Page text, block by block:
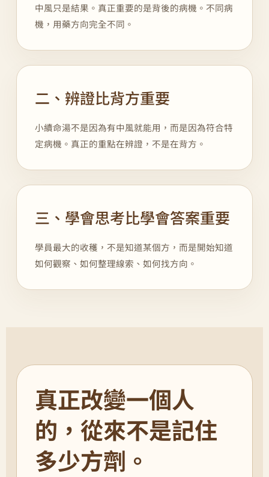
中風只是結果。真正重要的是背後的病機。不同病
機，用藥方向完全不同。
二、辨證比背方重要
小續命湯不是因為有中風就能用，而是因為符合特
定病機。真正的重點在辨證，不是在背方。
三、學會思考比學會答案重要
學員最大的收穫，不是知道某個方，而是開始知道
如何觀察、如何整理線索、如何找方向。
真正改變一個人
的，從來不是記住
多少方劑。